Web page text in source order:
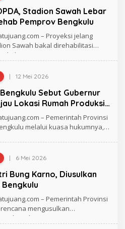
Stadion Sawah Lebar
Pemprov Bengkulu
– Proyeksi jelang
Sawah bakal direhabilitasi
Sebut Gubernur
Lokasi Rumah Produksi
| 12 Mei 2026
– Pemerintah Provinsi
melalui kuasa hukumnya,
Bung Karno, Diusulkan
Bengkulu
| 6 Mei 2026
– Pemerintah Provinsi
mengusulkan
makam Ibu Negara,